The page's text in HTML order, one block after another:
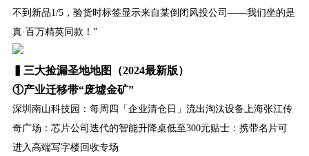
不到新品1/5，验货时标签显示来自某倒闭风投公司——我们坐的是
真·百万精英同款！”
▍三大捡漏圣地地图（2024最新版）
①产业迁移带“废墟金矿”
深圳南山科技园：每周四「企业清仓日」流出淘汰设备上海张江传
奇广场：芯片公司迭代的智能升降桌低至300元贴士：携带名片可
进入高端写字楼回收专场